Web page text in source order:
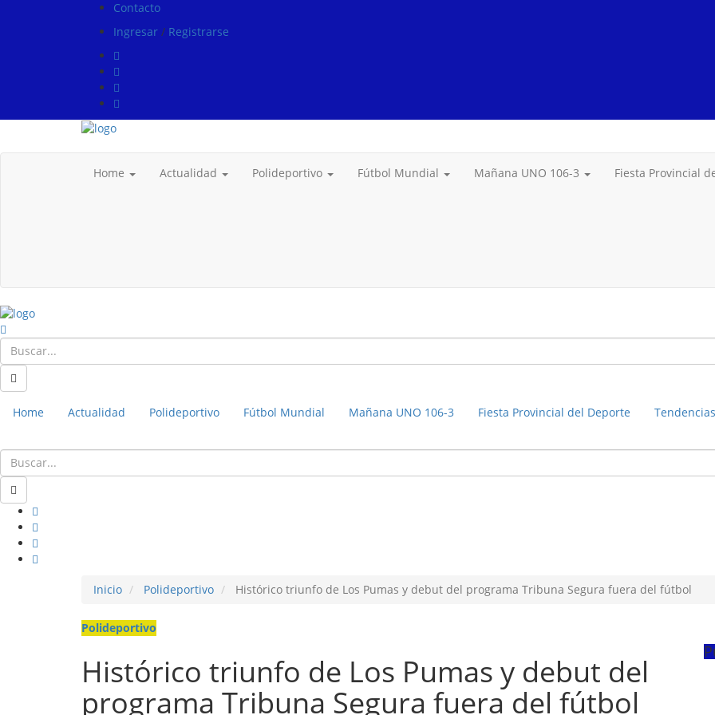
Contacto
Ingresar / Registrarse
Home Actualidad Polideportivo Fútbol Mundial Mañana UNO 106-3 Fiesta Provincial
Home Actualidad Polideportivo Fútbol Mundial Mañana UNO 106-3 Fiesta Provincial del Deporte Tendencias
Inicio Polideportivo Histórico triunfo de Los Pumas y debut del programa Tribuna Segura fuera del fútbol
Polideportivo
Histórico triunfo de Los Pumas y debut del
programa Tribuna Segura fuera del fútbol